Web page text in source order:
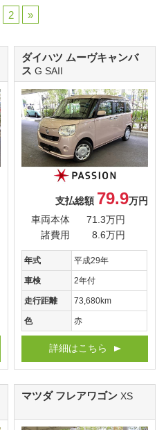
2 »
ダイハツ ムーヴキャンバ
スG SAII
支払総額 79.9万円
車両本体
71.3万円
諸費用
8.6万円
年式 平成29年
車検 2年付
走行距離 73,680km
色 赤
詳細はこちら
マツダ フレアワゴン XS